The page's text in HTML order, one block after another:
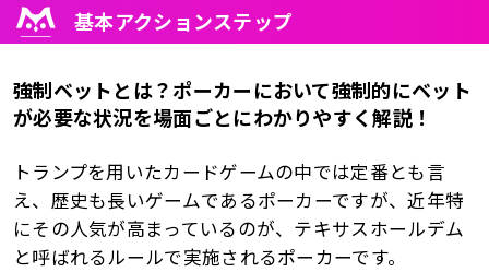
基本アクションステップ
強制ベットとは？ポーカーにおいて強制的にベット
が必要な状況を場面ごとにわかりやすく解説！
トランプを用いたカードゲームの中では定番とも言
え、歴史も長いゲームであるポーカーですが、近年特
にその人気が高まっているのが、テキサスホールデム
と呼ばれるルールで実施されるポーカーです。